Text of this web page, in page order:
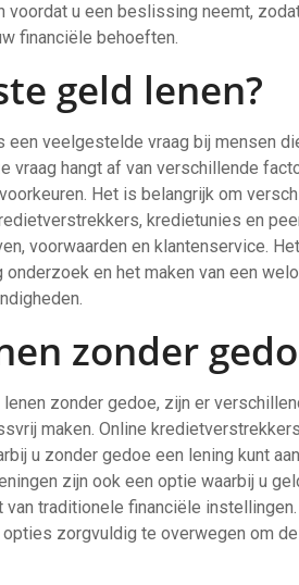
u een beslissing neemt,
financiële behoeften.
geld lenen?
een veelgestelde vraag bij mensen
vraag hangt af van verschillende
Het is belangrijk om
kredietunies en
voorwaarden en klantenservice.
en het maken van een
zonder
zonder gedoe, zijn er
maken. Online
u zonder gedoe een lening kunt
zijn ook een optie waarbij u
traditionele financiële
zorgvuldig te overwegen om